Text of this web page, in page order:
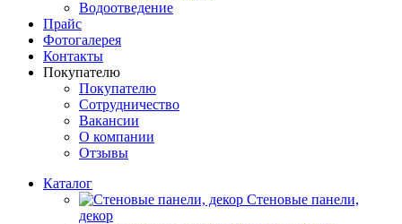
Водоотведение
Прайс
Фотогалерея
Контакты
Покупателю
Покупателю
Сотрудничество
Вакансии
О компании
Отзывы
Каталог
Стеновые панели,
декор